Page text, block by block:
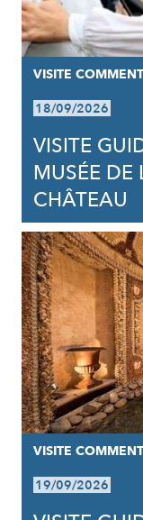
VISITE
18/09/2026
VISITE
MUSÉE DE
CHÂTEAU
VISITE
19/09/2026